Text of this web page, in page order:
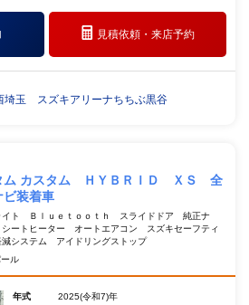
見積依頼・来店予約
埼玉 スズキアリーナちちぶ黒谷
ム カスタム ＨＹＢＲＩＤ ＸＳ 全
ビ装着車
イト Ｂｌｕｅｔｏｏｔｈ スライドドア 純正ナ
ートヒーター オートエアコン スズキセーフティ
システム アイドリングストップ
ル
年式
2025(令和7)年